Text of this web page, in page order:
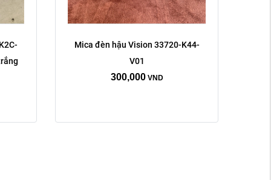
Mica đèn hậu Vision 33720-K44-
V01
300,000 VND